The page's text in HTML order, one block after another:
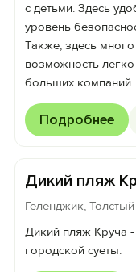
с детьми. Здесь
уровень
Также, здесь
возможность
больших компаний.
Подробнее
Дикий пляж
Геленджик,
Дикий пляж Круча -
городской суеты.